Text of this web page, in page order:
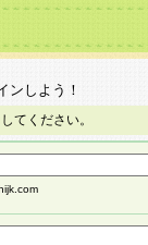
ンしよう！
てください。